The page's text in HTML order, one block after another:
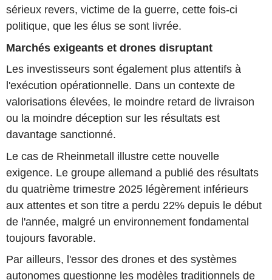
sérieux revers, victime de la guerre, cette fois-ci
politique, que les élus se sont livrée.
Marchés exigeants et drones disruptant
Les investisseurs sont également plus attentifs à
l'exécution opérationnelle. Dans un contexte de
valorisations élevées, le moindre retard de livraison
ou la moindre déception sur les résultats est
davantage sanctionné.
Le cas de Rheinmetall illustre cette nouvelle
exigence. Le groupe allemand a publié des résultats
du quatrième trimestre 2025 légèrement inférieurs
aux attentes et son titre a perdu 22% depuis le début
de l'année, malgré un environnement fondamental
toujours favorable.
Par ailleurs, l'essor des drones et des systèmes
autonomes questionne les modèles traditionnels de